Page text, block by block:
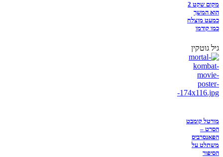
מקום שקט 2
הוא המשך
כמעט מוצלח
כמו קודמו
גיל גוטקין
מורטל קומבט
הסרט –
הפאנסרביס
משתלט על
הסיפור